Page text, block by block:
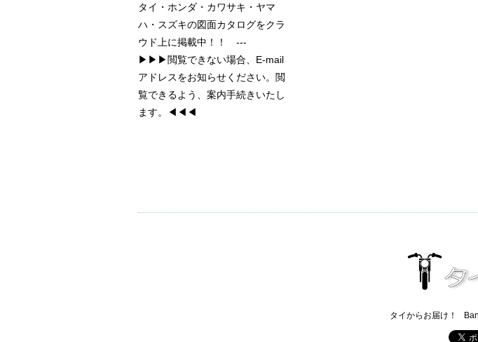
タイ・ホンダ・カワサキ・ヤマ
ハ・スズキの図面カタログをクラ
ウド上に掲載中！！ ---
▶▶▶閲覧できない場合、E-mail
アドレスをお知らせください。閲
覧できるよう、案内手続きいたし
ます。◀◀◀
タイからお届け！